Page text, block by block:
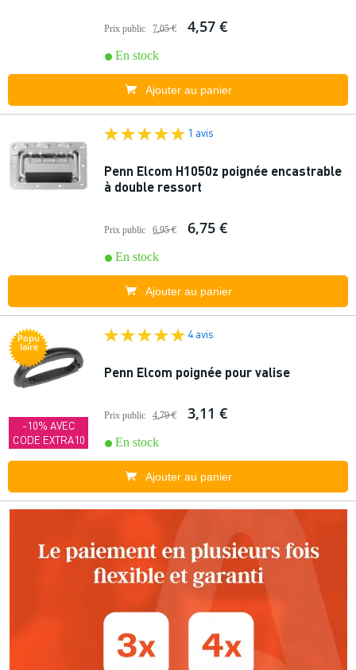
Prix public 7,05 € 4,57 €
En stock
Ajouter au panier
1 avis
Penn Elcom H1050z poignée encastrable
à double ressort
Prix public 6,95 € 6,75 €
En stock
Ajouter au panier
Popu
laire
-10% AVEC
CODE EXTRA10
4 avis
Penn Elcom poignée pour valise
Prix public 4,79 € 3,11 €
En stock
Ajouter au panier